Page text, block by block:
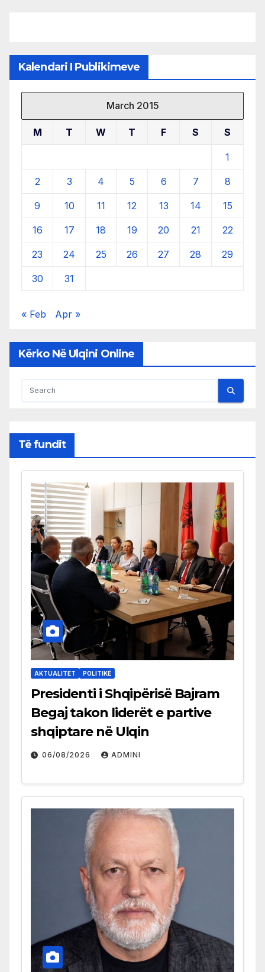
Kalendari I Publikimeve
March 2015
M T W T F S S
1
2 3 4 5 6 7 8
9 10 11 12 13 14 15
16 17 18 19 20 21 22
23 24 25 26 27 28 29
30 31
« Feb Apr »
Kërko Në Ulqini Online
Të fundit
AKTUALITET POLITIKË
Presidenti i Shqipërisë Bajram
Begaj takon liderët e partive
shqiptare në Ulqin
06/08/2026 ADMINI